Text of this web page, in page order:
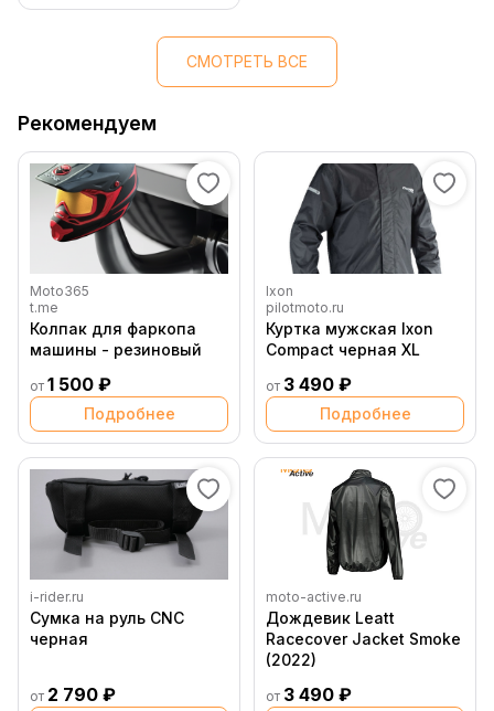
СМОТРЕТЬ ВСЕ
Рекомендуем
Moto365
t.me
Колпак для фаркопа
машины - резиновый
от 1 500 ₽
Подробнее
Ixon
pilotmoto.ru
Куртка мужская Ixon
Compact черная XL
от 3 490 ₽
Подробнее
i-rider.ru
Сумка на руль CNC
черная
от 2 790 ₽
moto-active.ru
Дождевик Leatt
Racecover Jacket Smoke
(2022)
от 3 490 ₽